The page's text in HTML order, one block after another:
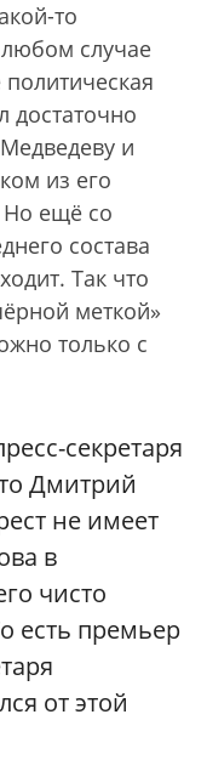
то
случае
достаточно
и
из его
ещё со
состава
Так что
меткой»
только с
секретаря
Дмитрий
не имеет
в
чисто
есть премьер
от этой